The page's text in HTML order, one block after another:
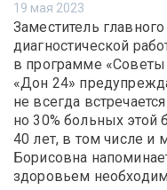
19 мая 2023
Заместитель
диагностической
в программе
«Дон 24»
не всегда
но 30% больных
40 лет, в том числе и
Борисовна
здоровьем